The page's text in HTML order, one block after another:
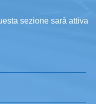
sezione sarà attiva